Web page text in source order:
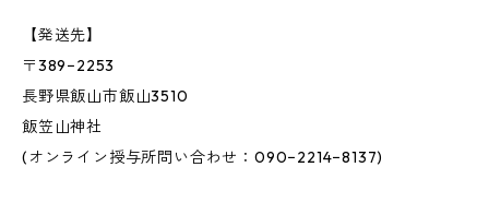
【発送先】
〒389−2253
長野県飯山市飯山3510
飯笠山神社
(オンライン授与所問い合わせ：090−2214−8137)